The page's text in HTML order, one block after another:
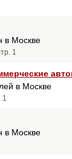
в Москве
1
в Москве
1
в Москве